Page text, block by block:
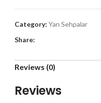
Category: Yan Sehpalar
Share:
Reviews (0)
Reviews